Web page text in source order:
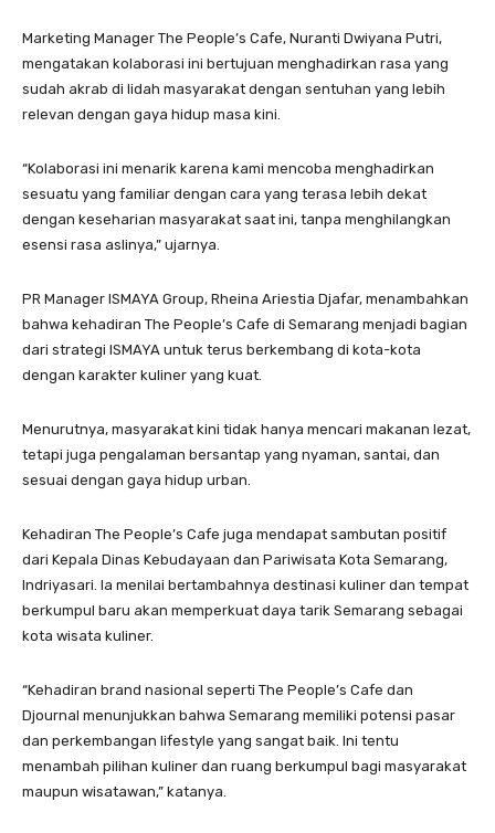
Marketing Manager The People’s Cafe, Nuranti Dwiyana Putri,
mengatakan kolaborasi ini bertujuan menghadirkan rasa yang
sudah akrab di lidah masyarakat dengan sentuhan yang lebih
relevan dengan gaya hidup masa kini.
“Kolaborasi ini menarik karena kami mencoba menghadirkan
sesuatu yang familiar dengan cara yang terasa lebih dekat
dengan keseharian masyarakat saat ini, tanpa menghilangkan
esensi rasa aslinya,” ujarnya.
PR Manager ISMAYA Group, Rheina Ariestia Djafar, menambahkan
bahwa kehadiran The People’s Cafe di Semarang menjadi bagian
dari strategi ISMAYA untuk terus berkembang di kota-kota
dengan karakter kuliner yang kuat.
Menurutnya, masyarakat kini tidak hanya mencari makanan lezat,
tetapi juga pengalaman bersantap yang nyaman, santai, dan
sesuai dengan gaya hidup urban.
Kehadiran The People’s Cafe juga mendapat sambutan positif
dari Kepala Dinas Kebudayaan dan Pariwisata Kota Semarang,
Indriyasari. Ia menilai bertambahnya destinasi kuliner dan tempat
berkumpul baru akan memperkuat daya tarik Semarang sebagai
kota wisata kuliner.
“Kehadiran brand nasional seperti The People’s Cafe dan
Djournal menunjukkan bahwa Semarang memiliki potensi pasar
dan perkembangan lifestyle yang sangat baik. Ini tentu
menambah pilihan kuliner dan ruang berkumpul bagi masyarakat
maupun wisatawan,” katanya.